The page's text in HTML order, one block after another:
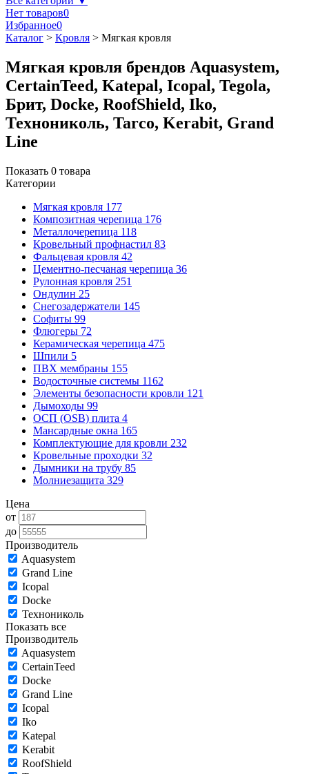
Нет товаров0
Избранное0
Каталог > Кровля > Мягкая кровля
Мягкая кровля брендов Aquasystem,
CertainTeed, Katepal, Icopal, Tegola,
Брит, Docke, RoofShield, Iko,
Технониколь, Tarco, Kerabit, Grand
Line
Показать 0 товара
Категории
Мягкая кровля 177
Композитная черепица 176
Металлочерепица 118
Кровельный профнастил 83
Фальцевая кровля 42
Цементно-песчаная черепица 36
Рулонная кровля 251
Ондулин 25
Снегозадержатели 145
Софиты 99
Флюгеры 72
Керамическая черепица 475
Шпили 5
ПВХ мембраны 155
Водосточные системы 1162
Элементы безопасности кровли 121
Дымоходы 99
ОСП (OSB) плита 4
Мансардные окна 165
Комплектующие для кровли 232
Кровельные проходки 32
Дымники на трубу 85
Молниезащита 329
Цена
от
до
Производитель
Aquasystem
Grand Line
Icopal
Docke
Технониколь
Показать все
Производитель
Aquasystem
CertainTeed
Docke
Grand Line
Icopal
Iko
Katepal
Kerabit
RoofShield